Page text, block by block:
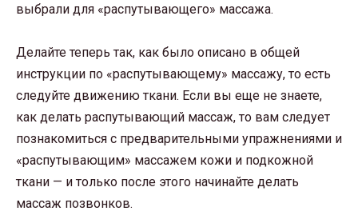
выбрали для «распутывающего» массажа.
Делайте теперь так, как было описано в общей
инструкции по «распутывающему» массажу, то есть
следуйте движению ткани. Если вы еще не знаете,
как делать распутывающий массаж, то вам следует
познакомиться с предварительными упражнениями и
«распутывающим» массажем кожи и подкожной
ткани — и только после этого начинайте делать
массаж позвонков.